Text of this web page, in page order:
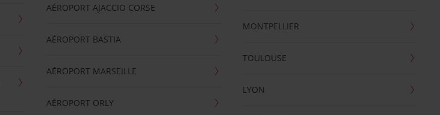
AÉROPORT AJACCIO CORSE
AÉROPORT BASTIA
AÉROPORT MARSEILLE
AÉROPORT ORLY
MONTPELLIER
TOULOUSE
LYON